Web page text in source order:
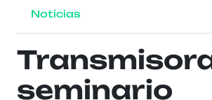
Noticias
seminario